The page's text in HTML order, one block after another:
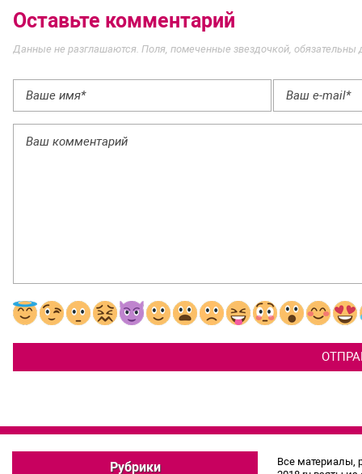
Оставьте комментарий
Данные не разглашаются. Поля, помеченные звездочкой, обязательны
Рубрики
Все материалы,